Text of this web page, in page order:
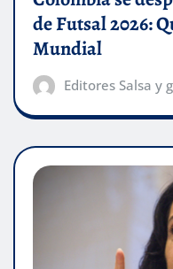
de Futsal 2026:
Mundial
Editores Salsa y